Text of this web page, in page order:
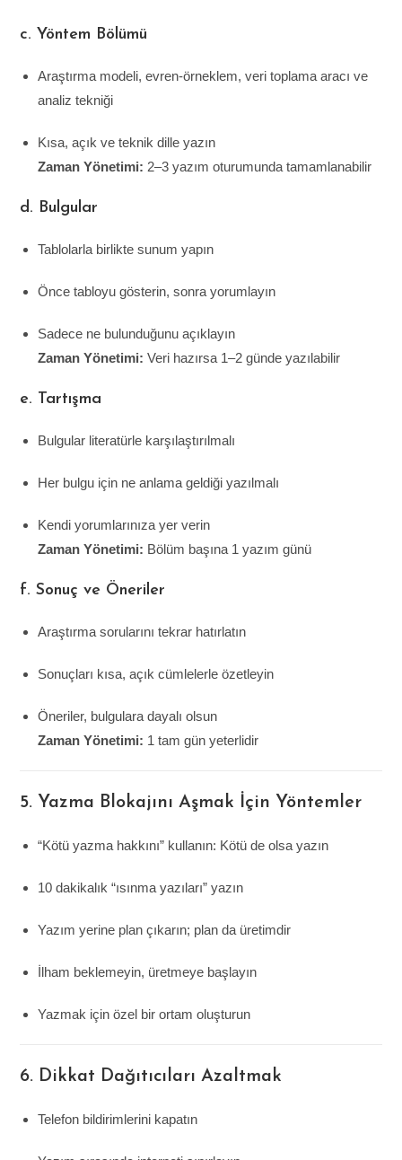
c. Yöntem Bölümü
Araştırma modeli, evren-örneklem, veri toplama aracı ve
analiz tekniği
Kısa, açık ve teknik dille yazın
Zaman Yönetimi: 2–3 yazım oturumunda tamamlanabilir
d. Bulgular
Tablolarla birlikte sunum yapın
Önce tabloyu gösterin, sonra yorumlayın
Sadece ne bulunduğunu açıklayın
Zaman Yönetimi: Veri hazırsa 1–2 günde yazılabilir
e. Tartışma
Bulgular literatürle karşılaştırılmalı
Her bulgu için ne anlama geldiği yazılmalı
Kendi yorumlarınıza yer verin
Zaman Yönetimi: Bölüm başına 1 yazım günü
f. Sonuç ve Öneriler
Araştırma sorularını tekrar hatırlatın
Sonuçları kısa, açık cümlelerle özetleyin
Öneriler, bulgulara dayalı olsun
Zaman Yönetimi: 1 tam gün yeterlidir
5. Yazma Blokajını Aşmak İçin Yöntemler
“Kötü yazma hakkını” kullanın: Kötü de olsa yazın
10 dakikalık “ısınma yazıları” yazın
Yazım yerine plan çıkarın; plan da üretimdir
İlham beklemeyin, üretmeye başlayın
Yazmak için özel bir ortam oluşturun
6. Dikkat Dağıtıcıları Azaltmak
Telefon bildirimlerini kapatın